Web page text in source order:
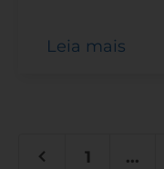
Leia mais
1 ...